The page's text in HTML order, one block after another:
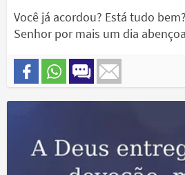
Você já acordou? Está tudo
Senhor por mais um dia